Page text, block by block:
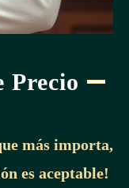
para
Precio
más importa,
es aceptable!